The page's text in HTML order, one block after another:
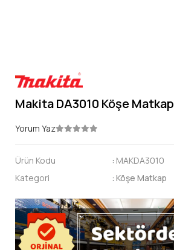
Makita DA3010 Köşe Matkap
Yorum Yaz
Ürün Kodu : MAKDA3010
Kategori
: Köşe Matkap